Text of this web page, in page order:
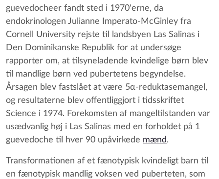
guevedocheer fandt sted i 1970'erne, da
endokrinologen Julianne Imperato-McGinley fra
Cornell University rejste til landsbyen Las Salinas i
Den Dominikanske Republik for at undersøge
rapporter om, at tilsyneladende kvindelige børn blev
til mandlige børn ved pubertetens begyndelse.
Årsagen blev fastslået at være 5α-reduktasemangel,
og resultaterne blev offentliggjort i tidsskriftet
Science i 1974. Forekomsten af mangeltilstanden var
usædvanlig høj i Las Salinas med en forholdet på 1
guevedoche til hver 90 upåvirkede mænd.
Transformationen af et fænotypisk kvindeligt barn til
en fænotypisk mandlig voksen ved puberteten, som